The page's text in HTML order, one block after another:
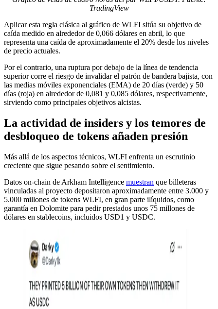
TradingView
Aplicar esta regla clásica al gráfico de WLFI sitúa su objetivo de
caída medido en alrededor de 0,066 dólares en abril, lo que
representa una caída de aproximadamente el 20% desde los niveles
de precio actuales.
Por el contrario, una ruptura por debajo de la línea de tendencia
superior corre el riesgo de invalidar el patrón de bandera bajista, con
las medias móviles exponenciales (EMA) de 20 días (verde) y 50
días (roja) en alrededor de 0,081 y 0,085 dólares, respectivamente,
sirviendo como principales objetivos alcistas.
La actividad de insiders y los temores de
desbloqueo de tokens añaden presión
Más allá de los aspectos técnicos, WLFI enfrenta un escrutinio
creciente que sigue pesando sobre el sentimiento.
Datos on-chain de Arkham Intelligence muestran que billeteras
vinculadas al proyecto depositaron aproximadamente entre 3.000 y
5.000 millones de tokens WLFI, en gran parte ilíquidos, como
garantía en Dolomite para pedir prestados unos 75 millones de
dólares en stablecoins, incluidos USD1 y USDC.